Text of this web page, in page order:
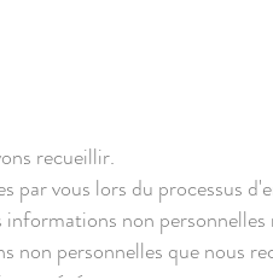
recueillir.
vous lors du processus
non
non personnelles que nous